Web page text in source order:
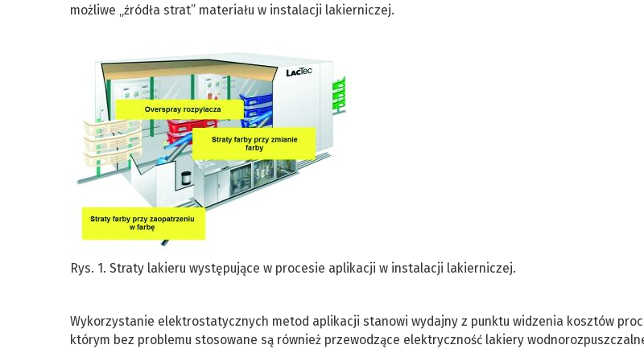
możliwe „źródła strat” materiału w instalacji lakierniczej.
Rys. 1. Straty lakieru występujące w procesie aplikacji w instalacji lakierniczej.
Wykorzystanie elektrostatycznych metod aplikacji stanowi wydajny z punktu widzenia kosztów
którym bez problemu stosowane są również przewodzące elektryczność lakiery